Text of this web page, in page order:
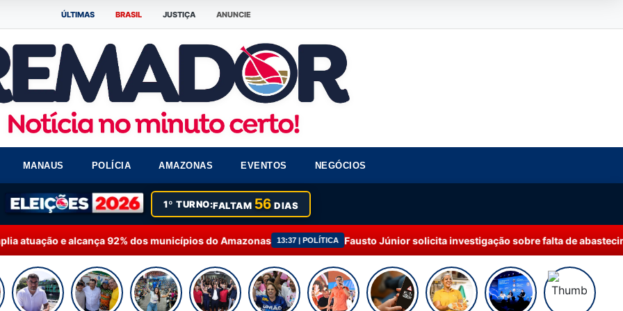
ÚLTIMAS BRASIL JUSTIÇA ANUNCIE
MANAUS POLÍCIA AMAZONAS EVENTOS NEGÓCIOS
1º TURNO:FALTAM 56 DIAS
92% dos municípios do Amazonas 13:37 | POLÍTICA Fausto Júnior solicita investigação sobre falta de abastecimento de água